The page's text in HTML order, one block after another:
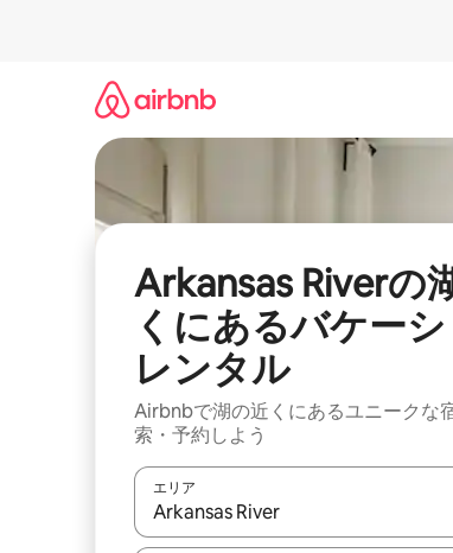
Arkansas Riverの
くにあるバケー
レンタル
Airbnbで湖の近くにあるユニークな
索・予約しよう
エリア
検索結果が表示されたら、上下の矢印